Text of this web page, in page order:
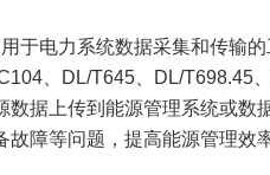
于电力系统数据采集和传输
、DL/T645、DL/T698.45
据上传到能源管理系统或
障等问题，提高能源管理效率